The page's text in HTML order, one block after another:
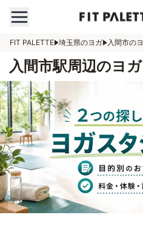
FIT PALETTE 埼玉県のヨガ 入間市の
入間市駅周辺のヨ